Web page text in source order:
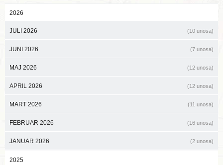
2026
JULI 2026 (10 unosa)
JUNI 2026 (7 unosa)
MAJ 2026 (12 unosa)
APRIL 2026 (12 unosa)
MART 2026 (11 unosa)
FEBRUAR 2026 (16 unosa)
JANUAR 2026 (2 unosa)
2025